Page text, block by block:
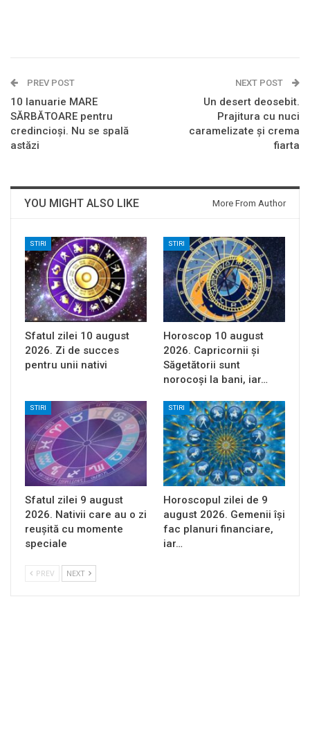
PREV POST
10 Ianuarie MARE
SĂRBĂTOARE pentru
credincioși. Nu se spală
astăzi
NEXT POST
Un desert deosebit.
Prajitura cu nuci
caramelizate și crema
fiarta
YOU MIGHT ALSO LIKE More From Author
STIRI
Sfatul zilei 10 august
2026. Zi de succes
pentru unii nativi
STIRI
Horoscop 10 august
2026. Capricornii și
Săgetătorii sunt
norocoși la bani, iar…
STIRI
Sfatul zilei 9 august
2026. Nativii care au o zi
reușită cu momente
speciale
STIRI
Horoscopul zilei de 9
august 2026. Gemenii își
fac planuri financiare,
iar…
PREV NEXT